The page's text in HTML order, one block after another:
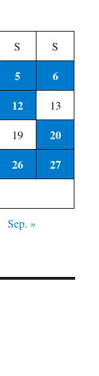
S S
5
6
12
13
19
20
26
27
Sep. »